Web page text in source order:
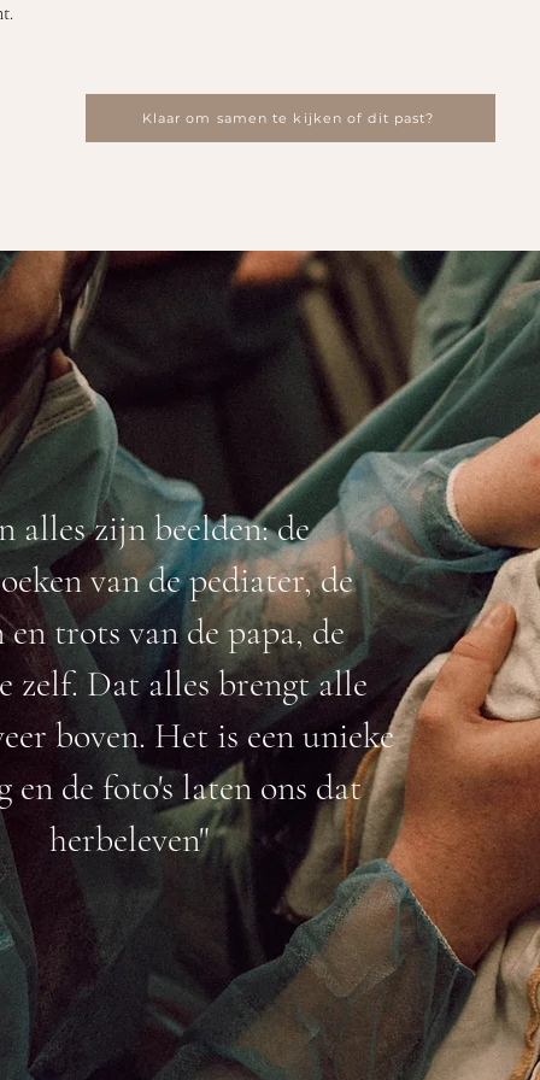
Klaar om samen te kijken of dit past?
alles zijn beelden: de
van de pediater, de
trots van de papa, de
zelf. Dat alles brengt alle
boven. Het is een unieke
en de foto's laten ons dat
herbeleven"